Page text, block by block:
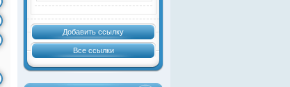
Добавить ссылку
Все ссылки